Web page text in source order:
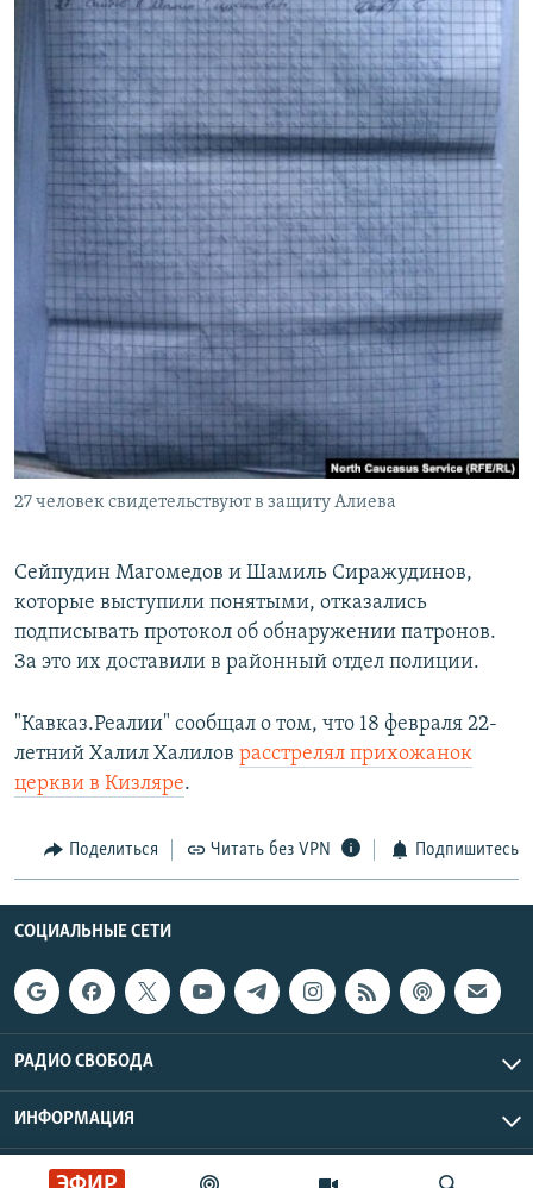
27 человек свидетельствуют в защиту Алиева
Сейпудин Магомедов и Шамиль Сиражудинов,
которые выступили понятыми, отказались
подписывать протокол об обнаружении патронов.
За это их доставили в районный отдел полиции.
"Кавказ.Реалии" сообщал о том, что 18 февраля 22-
летний Халил Халилов расстрелял прихожанок
церкви в Кизляре.
Поделиться Читать без VPN Подпишитесь
СОЦИАЛЬНЫЕ СЕТИ
РАДИО СВОБОДА
ИНФОРМАЦИЯ
Радио Свобода © 2026 RFE/RL, Inc. | Все права защищены.